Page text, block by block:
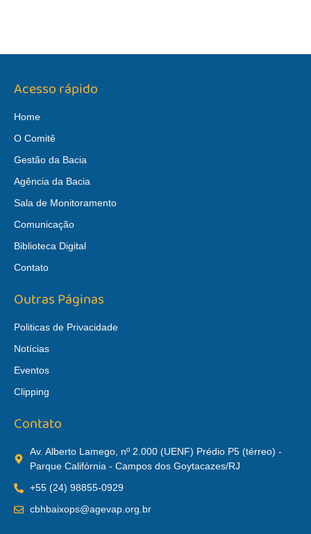
Acesso rápido
Home
O Comitê
Gestão da Bacia
Agência da Bacia
Sala de Monitoramento
Comunicação
Biblioteca Digital
Contato
Outras Páginas
Politicas de Privacidade
Notícias
Eventos
Clipping
Contato
Av. Alberto Lamego, nº 2.000 (UENF) Prédio P5 (térreo) -
Parque Califórnia - Campos dos Goytacazes/RJ
+55 (24) 98855-0929
cbhbaixops@agevap.org.br